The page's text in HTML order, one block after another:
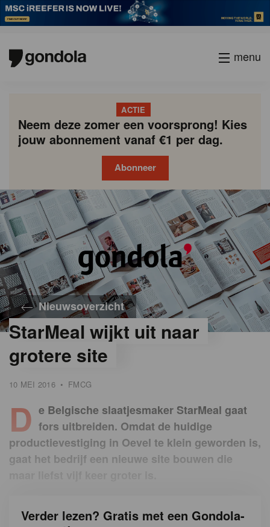
menu
ACTIE
Neem deze zomer een voorsprong! Kies
jouw abonnement vanaf €1 per dag.
Abonneer
Nieuwsoverzicht
StarMeal wijkt uit naar
grotere site
10 MEI 2016 • FMCG
D e Belgische slaatjesmaker StarMeal gaat
fors uitbreiden. Omdat de huidige
productievestiging in Oevel te klein geworden is,
gaat het bedrijf een nieuwe site bouwen die
Verder lezen? Gratis met een Gondola-
Gondola
academy
Gondola
society